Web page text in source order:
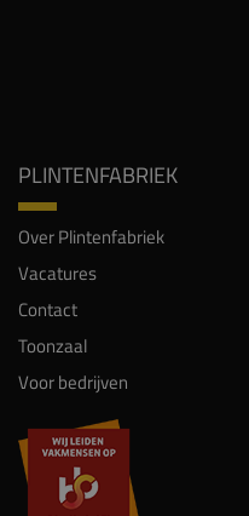
PLINTENFABRIEK
Over Plintenfabriek
Vacatures
Contact
Toonzaal
Voor bedrijven